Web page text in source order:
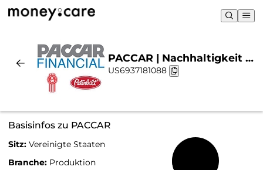
PACCAR | Nachhaltigkeit &
Chart
US6937181088
Basisinfos zu PACCAR
Sitz: Vereinigte Staaten
Branche: Produktion